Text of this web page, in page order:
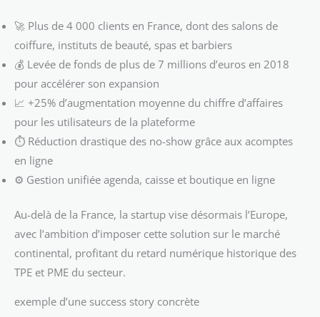
🚀 Plus de 4 000 clients en France, dont des salons de
coiffure, instituts de beauté, spas et barbiers
💰 Levée de fonds de plus de 7 millions d’euros en 2018
pour accélérer son expansion
📈 +25% d’augmentation moyenne du chiffre d’affaires
pour les utilisateurs de la plateforme
⏱ Réduction drastique des no-show grâce aux acomptes
en ligne
⚙️ Gestion unifiée agenda, caisse et boutique en ligne
Au-delà de la France, la startup vise désormais l’Europe,
avec l’ambition d’imposer cette solution sur le marché
continental, profitant du retard numérique historique des
TPE et PME du secteur.
exemple d’une success story concrète